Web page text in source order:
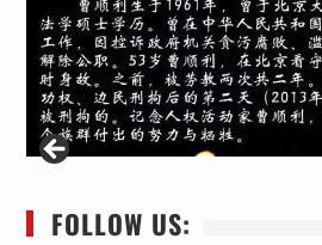
FOLLOW US: